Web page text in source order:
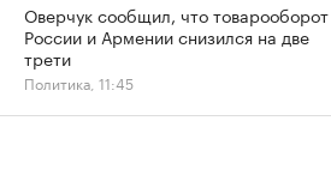
Оверчук сообщил, что товарооборот
России и Армении снизился на две
трети
Политика, 11:45